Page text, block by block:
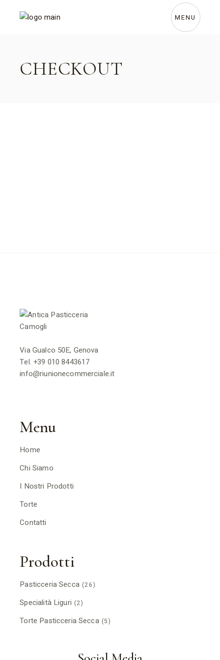
MENU
CHECKOUT
Via Gualco 50E, Genova
Tel.+39 010 8443617
info@riunionecommerciale.it
Menu
Home
Chi Siamo
I Nostri Prodotti
Torte
Contatti
Prodotti
Pasticceria Secca (26)
Specialità Liguri (2)
Torte Pasticceria Secca (5)